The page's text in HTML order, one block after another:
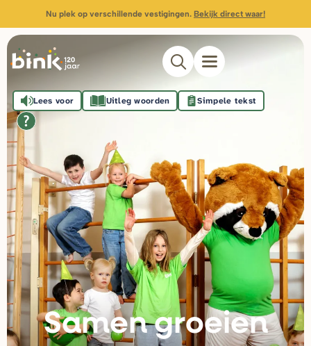
Nu plek op verschillende vestigingen. Bekijk direct waar!
Samen groeien
Lees voor Uitleg woorden Simpele tekst